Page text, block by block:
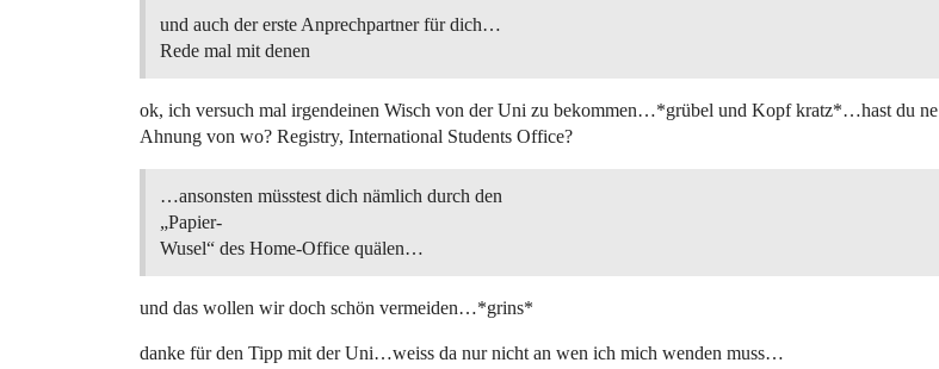
und auch der erste Anprechpartner für dich…
Rede mal mit denen
ok, ich versuch mal irgendeinen Wisch von der Uni zu bekommen…*grübel und Kopf kratz*…hast du ne
Ahnung von wo? Registry, International Students Office?
…ansonsten müsstest dich nämlich durch den
„Papier-
Wusel“ des Home-Office quälen…
und das wollen wir doch schön vermeiden…*grins*
danke für den Tipp mit der Uni…weiss da nur nicht an wen ich mich wenden muss…